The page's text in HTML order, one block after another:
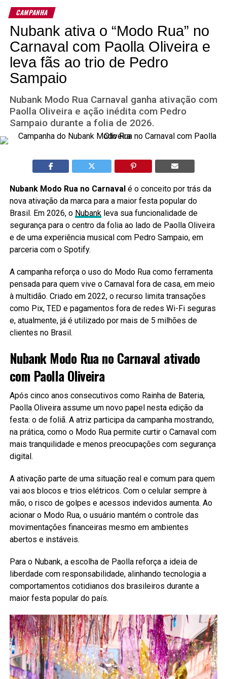
CAMPANHA
Nubank ativa o “Modo Rua” no
Carnaval com Paolla Oliveira e
leva fãs ao trio de Pedro
Sampaio
Nubank Modo Rua Carnaval ganha ativação com
Paolla Oliveira e ação inédita com Pedro
Sampaio durante a folia de 2026.
Nubank Modo Rua no Carnaval é o conceito por trás da
nova ativação da marca para a maior festa popular do
Brasil. Em 2026, o Nubankleva sua funcionalidade de
segurança para o centro da folia ao lado de Paolla Oliveira
e de uma experiência musical com Pedro Sampaio, em
parceria com o Spotify.
A campanha reforça o uso do Modo Rua como ferramenta
pensada para quem vive o Carnaval fora de casa, em meio
à multidão. Criado em 2022, o recurso limita transações
como Pix, TED e pagamentos fora de redes Wi-Fi seguras
e, atualmente, já é utilizado por mais de 5 milhões de
clientes no Brasil.
Nubank Modo Rua no Carnaval ativado
com Paolla Oliveira
Após cinco anos consecutivos como Rainha de Bateria,
Paolla Oliveira assume um novo papel nesta edição da
festa: o de foliã. A atriz participa da campanha mostrando,
na prática, como o Modo Rua permite curtir o Carnaval com
mais tranquilidade e menos preocupações com segurança
digital.
A ativação parte de uma situação real e comum para quem
vai aos blocos e trios elétricos. Com o celular sempre à
mão, o risco de golpes e acessos indevidos aumenta. Ao
acionar o Modo Rua, o usuário mantém o controle das
movimentações financeiras mesmo em ambientes
abertos e instáveis.
Para o Nubank, a escolha de Paolla reforça a ideia de
liberdade com responsabilidade, alinhando tecnologia a
comportamentos cotidianos dos brasileiros durante a
maior festa popular do país.